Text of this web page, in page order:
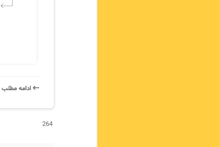
ادامه‌
264